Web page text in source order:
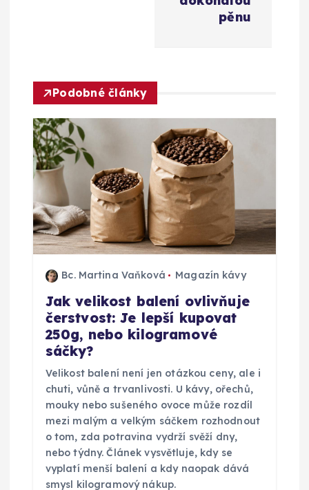
p
r
o
p
ř
pěnu
Podobné články
Bc. Martina Vaňková Magazín kávy
Jak velikost balení ovlivňuje
čerstvost: Je lepší kupovat
250g, nebo kilogramové
sáčky?
Velikost balení není jen otázkou ceny, ale i
chuti, vůně a trvanlivosti. U kávy, ořechů,
mouky nebo sušeného ovoce může rozdíl
mezi malým a velkým sáčkem rozhodnout
o tom, zda potravina vydrží svěží dny,
nebo týdny. Článek vysvětluje, kdy se
vyplatí menší balení a kdy naopak dává
smysl kilogramový nákup.